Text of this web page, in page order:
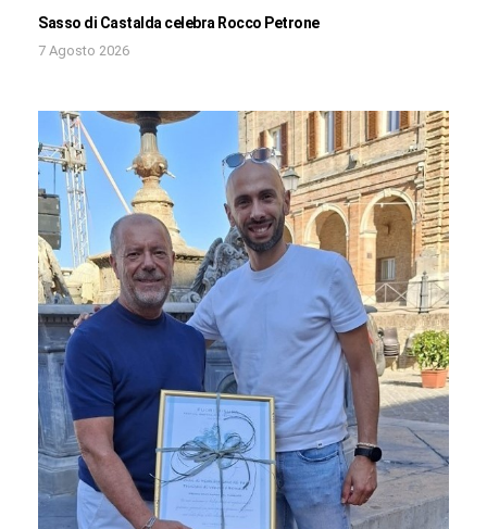
Sasso di Castalda celebra Rocco Petrone
7 Agosto 2026